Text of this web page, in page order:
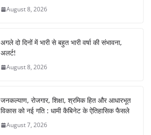
August 8, 2026
अगले दो दिनों में भारी से बहुत भारी वर्षा की संभावना,
अलर्ट!
August 8, 2026
जनकल्याण, रोजगार, शिक्षा, श्रमिक हित और आधारभूत
विकास को नई गति : धामी कैबिनेट के ऐतिहासिक फैसले
August 7, 2026